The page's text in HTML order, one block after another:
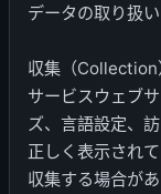
データの取り扱
収集（Collection
サービスウェブ
ズ、言語設定、
正しく表示され
収集する場合が